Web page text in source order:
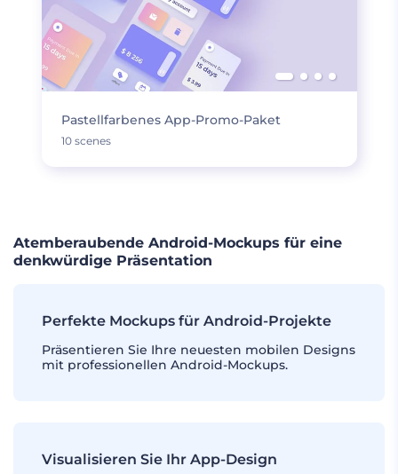
Pastellfarbenes App-Promo-Paket
10 scenes
Atemberaubende Android-Mockups für eine
denkwürdige Präsentation
Perfekte Mockups für Android-Projekte
Präsentieren Sie Ihre neuesten mobilen Designs
mit professionellen Android-Mockups.
Visualisieren Sie Ihr App-Design